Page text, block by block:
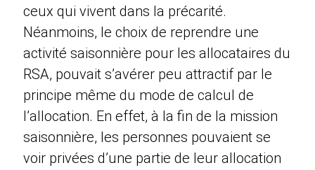
ceux qui vivent dans la précarité.
Néanmoins, le choix de reprendre une
activité saisonnière pour les allocataires du
RSA, pouvait s’avérer peu attractif par le
principe même du mode de calcul de
l’allocation. En effet, à la fin de la mission
saisonnière, les personnes pouvaient se
voir privées d’une partie de leur allocation